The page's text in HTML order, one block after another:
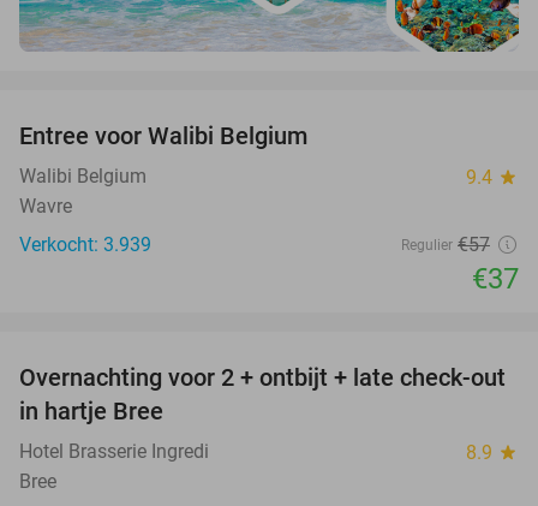
Entree voor Walibi Belgium
Walibi Belgium 9.4 star
Wavre
Verkocht: 3.939
Regulier €57
€37
41%
TODAY
Overnachting voor 2 + ontbijt + late check-out
in hartje Bree
Hotel Brasserie Ingredi 8.9 star
Bree